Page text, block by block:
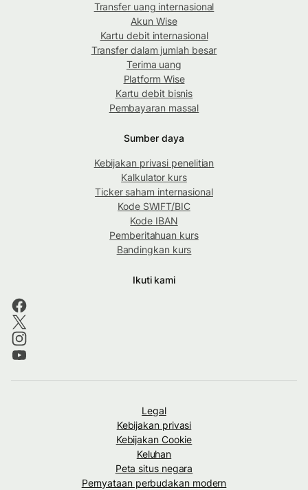
Transfer uang internasional
Akun Wise
Kartu debit internasional
Transfer dalam jumlah besar
Terima uang
Platform Wise
Kartu debit bisnis
Pembayaran massal
Sumber daya
Kebijakan privasi penelitian
Kalkulator kurs
Ticker saham internasional
Kode SWIFT/BIC
Kode IBAN
Pemberitahuan kurs
Bandingkan kurs
Ikuti kami
Legal
Kebijakan privasi
Kebijakan Cookie
Keluhan
Peta situs negara
Pernyataan perbudakan modern